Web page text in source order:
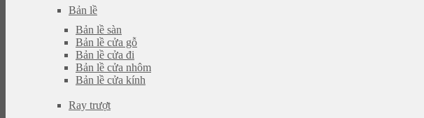
Bản lề
Bản lề sàn
Bản lề cửa gỗ
Bản lề cửa đi
Bản lề cửa nhôm
Bản lề cửa kính
Ray trượt